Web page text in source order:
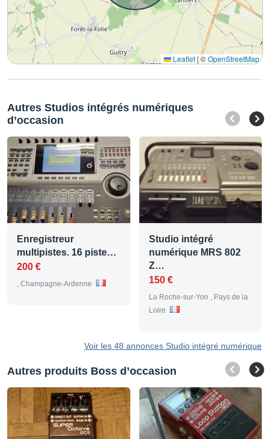
Leaflet | ©OpenStreetMap
Autres Studios intégrés numériques
d’occasion
Enregistreur
multipistes. 16 piste…
200 €
, Champagne-Ardenne
Studio intégré
numérique MRS 802
Z…
150 €
La Roche-sur-Yon , Pays de la
Loire
Voir les 48 annonces Studio intégré numérique
Autres produits Boss d’occasion